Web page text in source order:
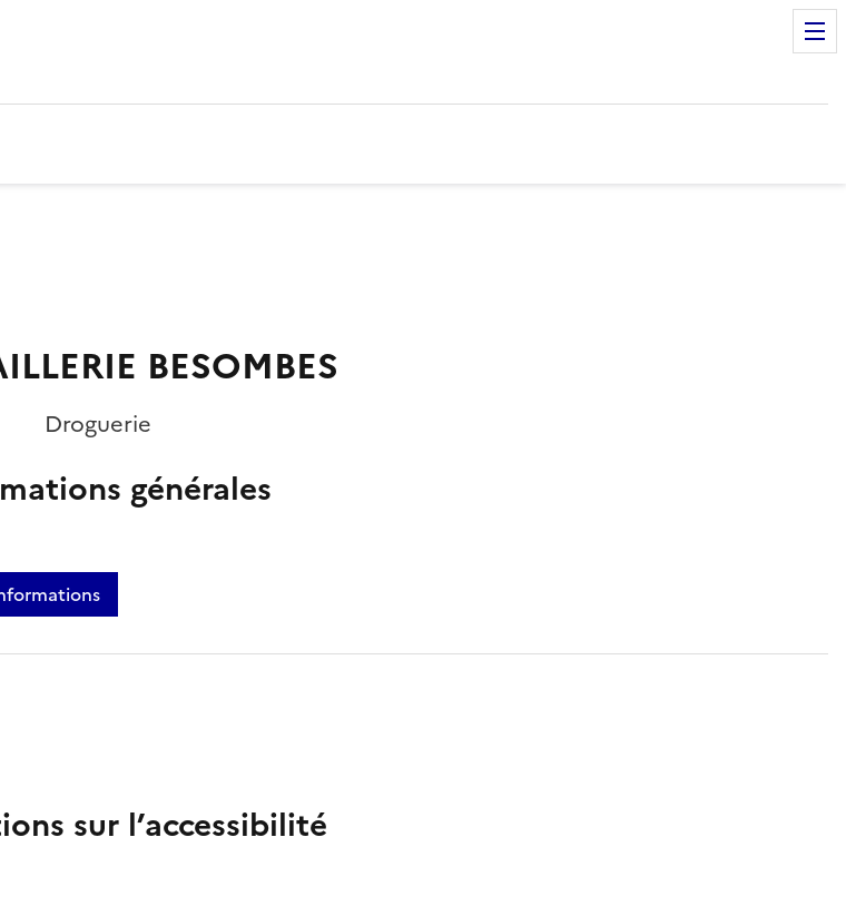
BESOMBES
Droguerie
générales
sur l’accessibilité